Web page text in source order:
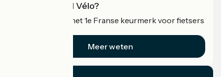
Wat is Accueil Vélo?
Accueil Vélo is het 1e Franse keurmerk voor fietsers
Meer weten